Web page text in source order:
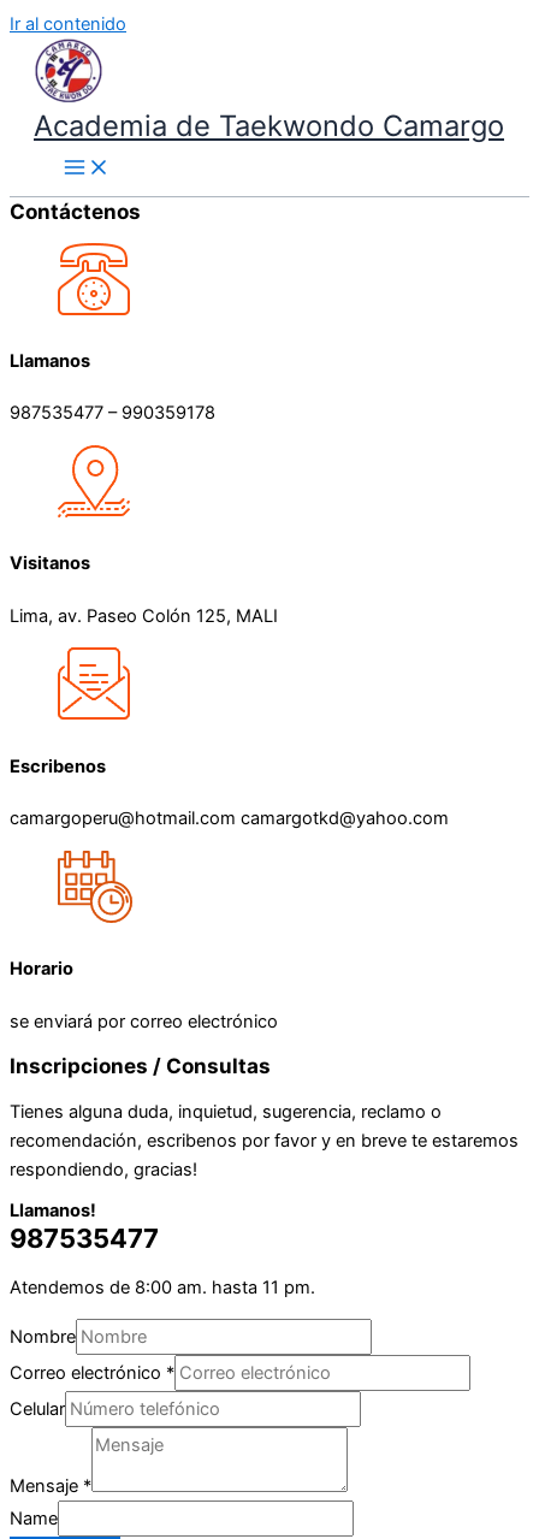
Ir al contenido
Academia de Taekwondo Camargo
Contáctenos
Llamanos
987535477 – 990359178
Visitanos
Lima, av. Paseo Colón 125, MALI
Escribenos
camargoperu@hotmail.com camargotkd@yahoo.com
Horario
se enviará por correo electrónico
Inscripciones / Consultas
Tienes alguna duda, inquietud, sugerencia, reclamo o
recomendación, escribenos por favor y en breve te estaremos
respondiendo, gracias!
Llamanos!
987535477
Atendemos de 8:00 am. hasta 11 pm.
Nombre
Correo electrónico *
Celular
Mensaje *
Name